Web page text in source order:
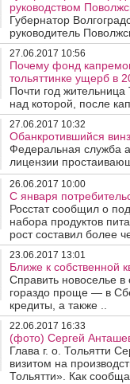
руководством
Губернатор
руководитель
27.06.2017 10:56
Почему фонд
тольяттинке ущерб в
Почти год
над которой, после
27.06.2017 10:32
Обанкротившийся
Федеральная служба
лицензии
26.06.2017 10:00
С января
Росстат сообщил о
набора продуктов
рост составил более
23.06.2017 13:01
Ближе к собственной
Справить новоселье в
гораздо проще — в
кредиты, а также ..
22.06.2017 16:33
(фото) Сергей
Глава г. о. Тольятти
визитом на
Тольятти». Как